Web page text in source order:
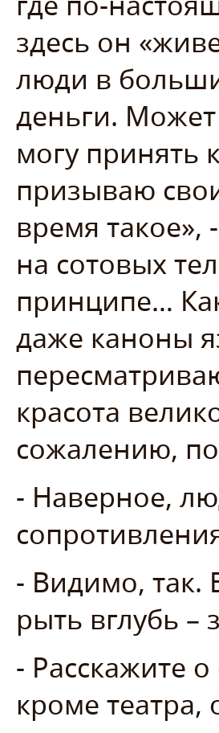
здесь он
люди в
деньги. Может
могу принять
призываю
время
на сотовых
принципе…
даже каноны
красота
сожалению,
- Наверное,
- Видимо, так.
рыть вглубь –
- Расскажите
кроме